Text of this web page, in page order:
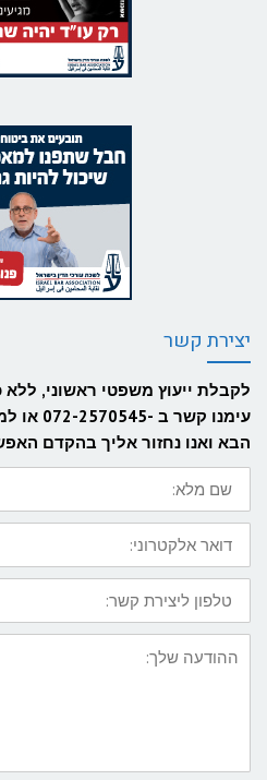
יצירת קשר
לקבלת ייעוץ משפטי ראשוני, ללא
עימנו
הבא ואנו נחזור אליך בהקדם
שם
מלא:
דואר
אלקטרוני:
טלפון
ליצירת
קשר:
ההודעה
שלך: